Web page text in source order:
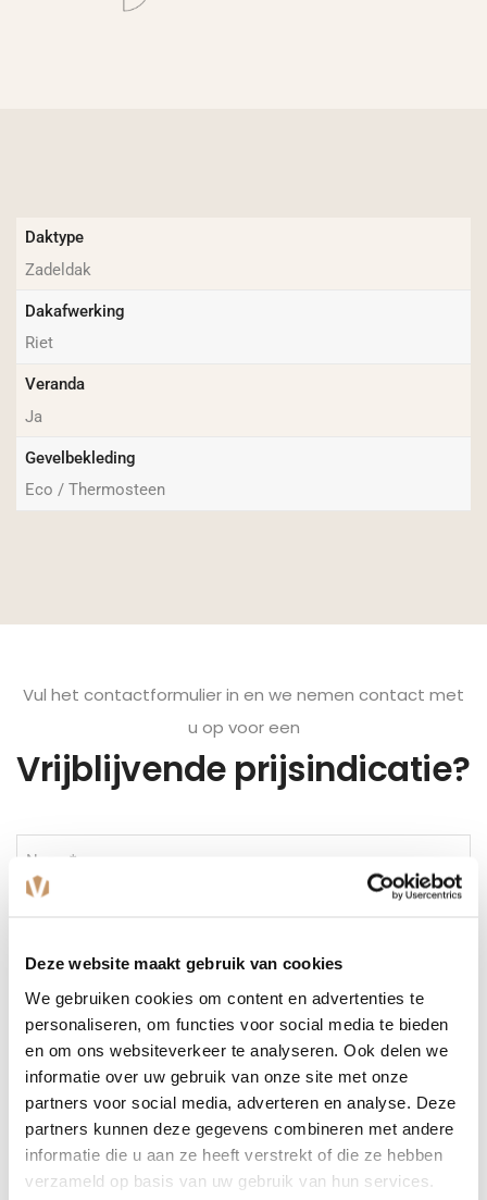
Deze website maakt gebruik van cookies
We gebruiken cookies om content en advertenties te
personaliseren, om functies voor social media te bieden
en om ons websiteverkeer te analyseren. Ook delen we
informatie over uw gebruik van onze site met onze
partners voor social media, adverteren en analyse. Deze
partners kunnen deze gegevens combineren met andere
informatie die u aan ze heeft verstrekt of die ze hebben
verzameld op basis van uw gebruik van hun services.
Daktype
Zadeldak
Dakafwerking
Riet
Veranda
Ja
Gevelbekleding
Eco / Thermosteen
Vul het contactformulier in en we nemen contact met
u op voor een
Vrijblijvende prijsindicatie?
Naam (Vereist)
E-
mailadres(Vereist)
Telefoonnummer
Bericht (Vereist)